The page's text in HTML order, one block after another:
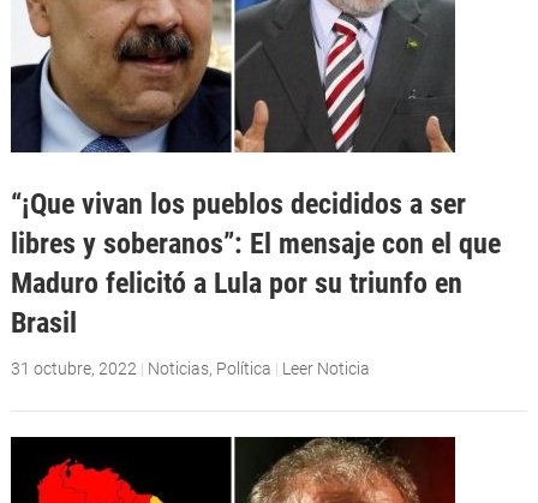
“¡Que vivan los pueblos decididos a ser
libres y soberanos”: El mensaje con el que
Maduro felicitó a Lula por su triunfo en
Brasil
31 octubre, 2022 | Noticias, Política | Leer Noticia